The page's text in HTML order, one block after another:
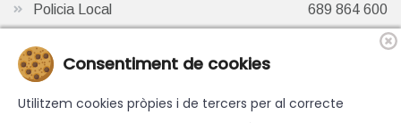
Policia Local
689 864 600
972 87 41 65
Consentiment de cookies
Utilitzem cookies pròpies i de tercers per al correcte